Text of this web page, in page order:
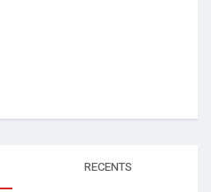
RECENTS